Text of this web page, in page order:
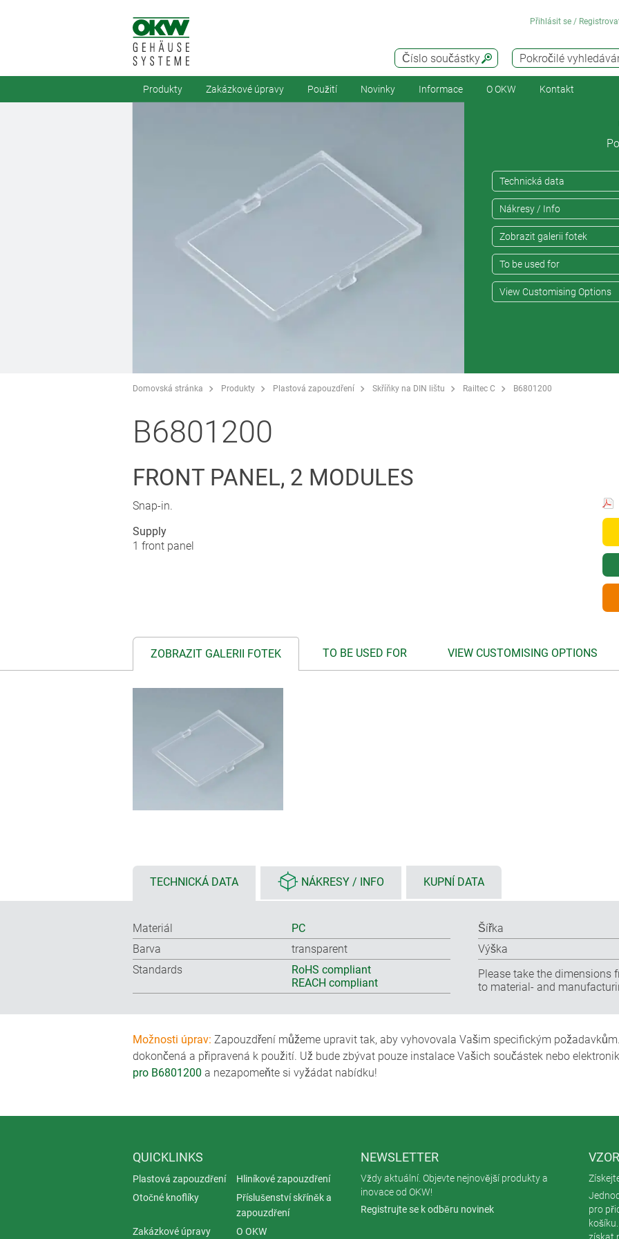
Pokročilé
Číslo součástky
Přihlásit se /
Produkty Zakázkové úpravy Použití Novinky Informace O OKW Kontakt
Technická data
Nákresy / Info
Zobrazit galerii fotek
To be used for
View Customising Options
Domovská stránka Produkty Plastová zapouzdření Skříňky na DIN lištu Railtec C B6801200
B6801200
FRONT PANEL, 2 MODULES
Snap-in.
Supply
1 front panel
ZOBRAZIT GALERII FOTEK TO BE USED FOR VIEW CUSTOMISING OPTIONS
TECHNICKÁ DATA NÁKRESY / INFO KUPNÍ DATA
Materiál
PC
Barva
transparent
Standards
RoHS compliant
REACH compliant
Šířka
Výška
Please take the dimensions
to material- and
Možnosti úprav: Zapouzdření můžeme upravit tak, aby vyhovovala Vašim specifickým
dokončená a připravená k použití. Už bude zbývat pouze instalace Vašich součástek nebo
pro B6801200 a nezapomeňte si vyžádat nabídku!
QUICKLINKS
Plastová zapouzdření
Hliníkové zapouzdření
Otočné knoflíky
Příslušenství skříněk a
zapouzdření
Zakázkové úpravy
O OKW
NEWSLETTER
Vždy aktuální. Objevte nejnovější produkty a
inovace od OKW!
Registrujte se k odběru novinek
pro